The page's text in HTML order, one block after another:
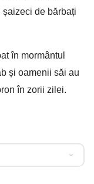
șaizeci de bărbați
în mormântul
și oamenii săi au
în zorii zilei.